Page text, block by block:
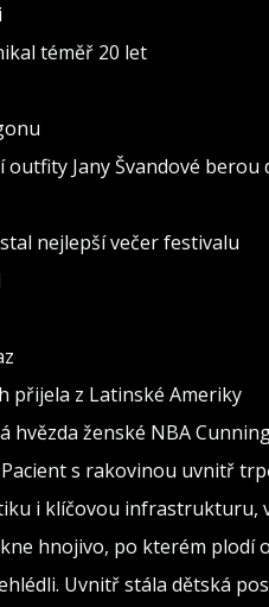
téměř 20 let
Jany Švandové berou
nejlepší večer festivalu
přijela z Latinské Ameriky
ženské NBA
s rakovinou uvnitř
i klíčovou infrastrukturu,
hnojivo, po kterém plodí
Uvnitř stála dětská